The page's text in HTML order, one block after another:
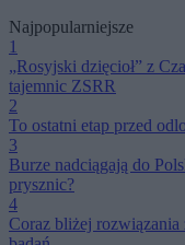
Najpopularniejsze
1
„Rosyjski dzięcioł” z
tajemnic ZSRR
2
To ostatni etap przed
3
Burze nadciągają do
prysznic?
4
Coraz bliżej